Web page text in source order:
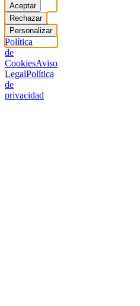
Aceptar
Rechazar
Personalizar
Política
de
CookiesAviso
LegalPolítica
de
privacidad